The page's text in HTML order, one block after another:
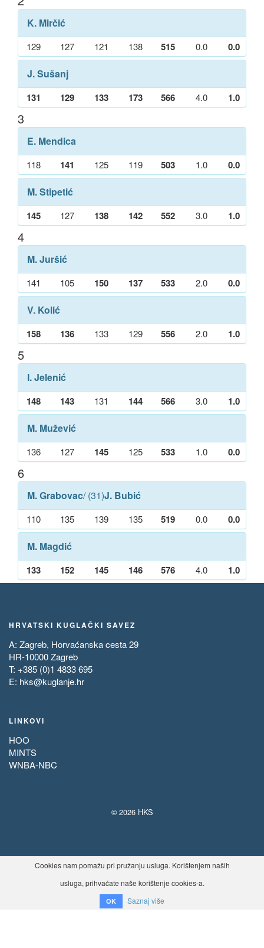
K. Mirčić
129 127 121 138 515 0.0 0.0
J. Sušanj
131 129 133 173 566 4.0 1.0
3
E. Mendica
118 141 125 119 503 1.0 0.0
M. Stipetić
145 127 138 142 552 3.0 1.0
4
M. Juršić
141 105 150 137 533 2.0 0.0
V. Kolić
158 136 133 129 556 2.0 1.0
5
I. Jelenić
148 143 131 144 566 3.0 1.0
M. Mužević
136 127 145 125 533 1.0 0.0
6
M. Grabovac/ (31)J. Bubić
110 135 139 135 519 0.0 0.0
M. Magdić
133 152 145 146 576 4.0 1.0
HRVATSKI KUGLAČKI SAVEZ
A: Zagreb, Horvaćanska cesta 29
HR-10000 Zagreb
T: +385 (0)1 4833 695
E: hks@kuglanje.hr
LINKOVI
HOO
MINTS
WNBA-NBC
© 2026 HKS
Cookies nam pomažu pri pružanju usluga. Korištenjem naših
usluga, prihvaćate naše korištenje cookies-a.
OK Saznaj više